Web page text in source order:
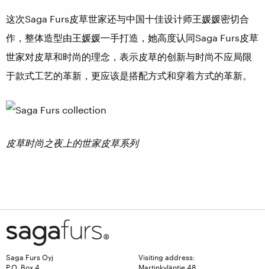
这次Saga Furs皮草世家还与中国十佳设计师王媛媛密切合
作，整体造型由王媛媛一手打造，她高度认同Saga Furs皮草
世家对皮草和时尚的理念，表示皮草的创新与时尚不应局限
于款式工艺的革新，更应该是搭配方式和穿着方式的革新。
皮草时尚之夜上的世家皮草系列
Saga Furs Oyj
P.O. Box 4
Visiting address:
Martinkyläntie 48